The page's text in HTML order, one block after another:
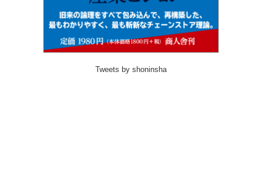
Tweets by shoninsha